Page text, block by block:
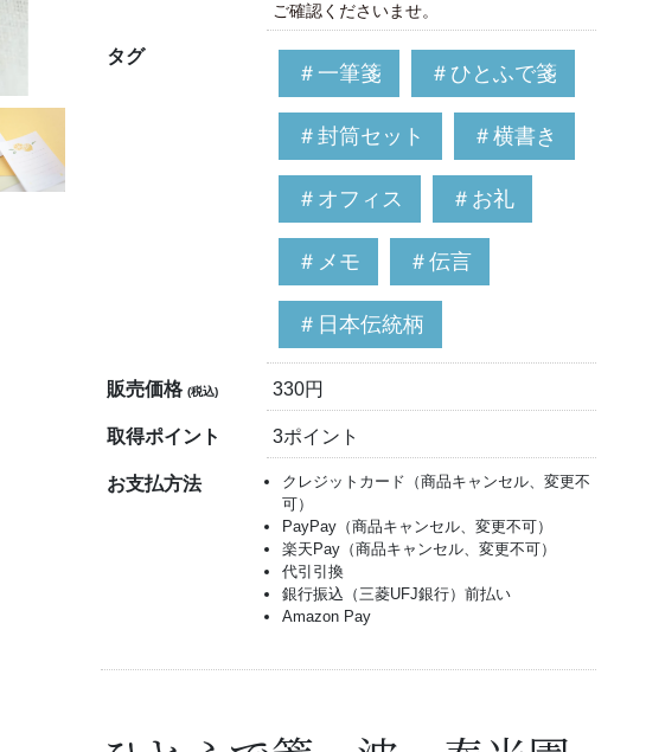
ご確認くださいませ。
タグ
＃一筆箋 ＃ひとふで箋
＃封筒セット ＃横書き
＃オフィス ＃お礼
＃メモ ＃伝言
＃日本伝統柄
販売価格(税込) 330円
取得ポイント 3ポイント
お支払方法
クレジットカード（商品キャンセル、変更不
可）
PayPay（商品キャンセル、変更不可）
楽天Pay（商品キャンセル、変更不可）
代引引換
銀行振込（三菱UFJ銀行）前払い
Amazon Pay